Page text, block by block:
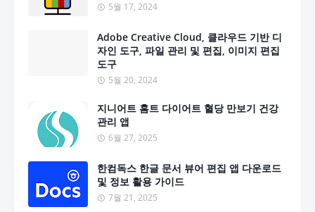
5월 17, 2024
Adobe Creative Cloud, 클라우드 기반 디
자인 도구, 파일 관리 및 편집, 이미지 편집
도구
5월 20, 2024
지니어트 홈트 다이어트 혈당 만보기 건강
관리 앱
6월 27, 2025
한컴독스 한글 문서 뷰어 편집 앱 다운로드
및 정보 활용 가이드
7월 21, 2025